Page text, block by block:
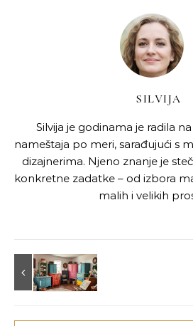
SILVIJA
Silvija je godinama je radila
nameštaja po meri, sarađujući s
dizajnerima. Njeno znanje je
konkretne zadatke – od izbora
malih i velikih